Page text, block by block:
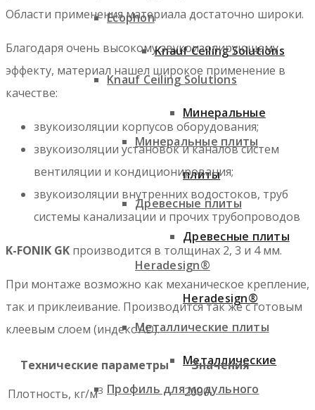
Ecophon
Knauf Ceiling Solutions
Минеральные плиты
Древесные плиты
Heradesign®
Металлические плиты
Профиль для модульного
Knauf Ceiling Solutions
Минеральные
плиты
Древесные плиты
Heradesign®
Металлические
Области применения материала достаточно широки.
Благодаря очень высокому звукоизолирующему
эффекту, материал нашел широкое применение в
качестве:
звукоизоляции корпусов оборудования;
звукоизоляции установок и каналов систем
вентиляции и кондиционирования;
звукоизоляции внутренних водостоков, труб
системы канализации и прочих трубопроводов
K-FONIK GK производится в толщинах 2, 3 и 4 мм.
При монтаже возможно как механическое крепление,
так и приклеивание. Производится так же с готовым
клеевым слоем (индекс AD).
Технические параметры
Значения
Плотность, кг/м3
2000